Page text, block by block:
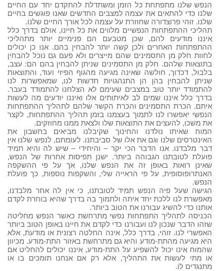
הנפש שלנו מתפתחת כל הזמן ומשתדלת להתקדם יחד עם החיים
שלנו כדי להתאים את עצמה למצבים החדשים שאנו פוגשים בחיים
שלנו. זוהי פרוצדורה שחוזרת על עצמה לכל אורך החיים שלנו.
תהליכי ההתפתחות הנפשיים מלווים את כל חיינו, אולם בדרך כלל
איננו מודעים להם, שכן מטבעם הם פנימיים יותר מתהליכי
ההתפתחות האחרים ולכן קשה יותר להבחין בהם. אנו כן יכולים
לחוות חלק מן התסמינים שהם מייצרים ולא פעם גם נוכל להבחין
בתוצאות שלהם. חלק מן התסמינים שניתן להבחין בהם הם: עצב,
בלבול, דכדוך, חולשה שאינה מגיעה מהגוף הפיזי ועוד, והתוצאות
שניתן להבחין בהן הן התנהגויות חדשות לנו, שמאפשרות לנו
להתמודד יותר טוב במצבים שעימם לא הצלחנו להתמודד בעבר.
בדרך כלל איננו שמים לב לאיתותים אלו ואיננו יודעים מה לעשות
איתם. הכרת התסמינים והכרת הקשר שלהם לתהליך ההתפתחות
הנפשי יאפשרו לנו לתמוך בעצמנו בזמן תהליך ההתפתחות, לקצר
את משכו, להעצים את התוצאות שלו ולצאת ממנו מחוזקים.
המוח שאיתו נולדנו והחינוך שקיבלנו מביאים בחשבון את
האינטרסים שלנו וגם את אלו של סביבתנו. לעומתם, לנפש שלנו אין
דבר מלבדנו. אנו הדבר הכי יקר – והיחידי – שיש לה והיא תמיד
פועלת לטובתנו הגבוהה ביותר. ישנן תפיסות אחרות של הנפש,
שאינן רואות באופן זה את הנפש שלנו, אך על פי ההשקפה
האנתרופוסופית, על פי הראייה שלי, והשקפות נוספות, כך פועלת
הנפש.
הגישה שעל פיה הנפש תמיד לטובתנו, כי אין לה אחר מלבדנו,
מאפשרת לנו ללכת יחד איתה ולתמוך בה בדרך שהיא בוחרת לקדם
אותנו כדי להשיג עבורנו את הטוב ביותר.
הכניסה לתהליך התפתחות נפשי מתרחשת כאשר הנפש מחליטה
שזהו הדבר שנכון לנו ועבורנו כדי לקדם את חיינו באופן הטוב ביותר
האפשרי לנו. זוהי, בדרך כלל, אינה החלטה רצונית או מודעת, אלא
היא מגיעה מהתת-מודע והיא גם מתרחשת באזור התת-מודע. מכיוון
שהמוח אינו יכול להשפיע על התת-מודע, איננו יכולים להחליט אם
או מתי לעשות את התהליך, אלא רק אם אנחנו תומכים בו או
מתנגדים לו.